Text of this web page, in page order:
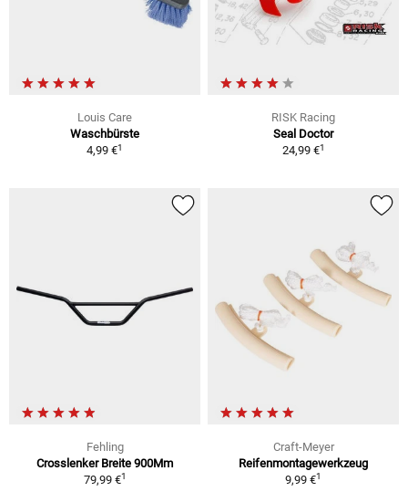
Louis Care
Waschbürste
4,99 €1
RISK Racing
Seal Doctor
24,99 €1
Fehling
Crosslenker Breite 900Mm
79,99 €1
Craft-Meyer
Reifenmontagewerkzeug
9,99 €1